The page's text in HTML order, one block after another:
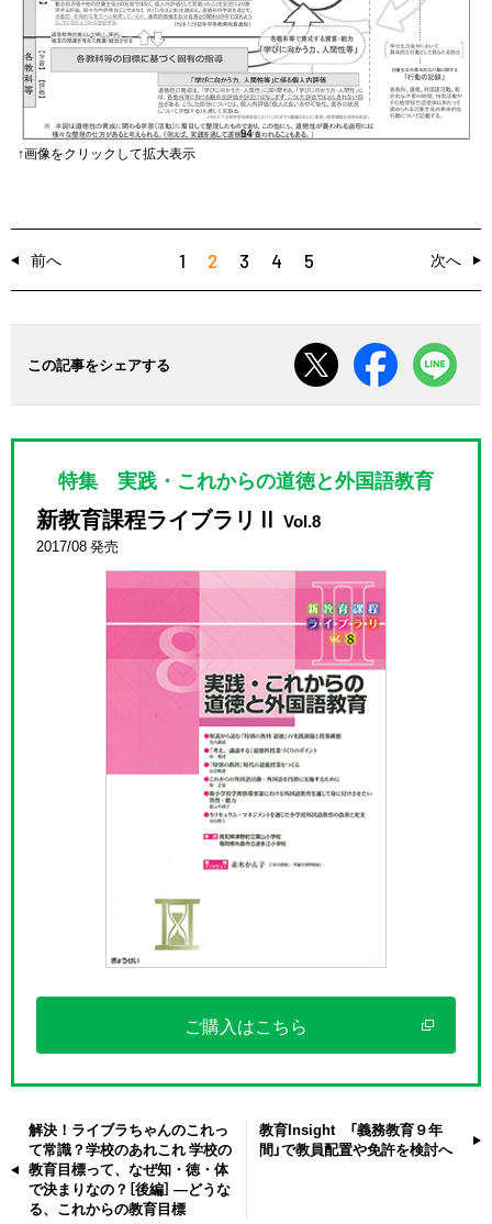
↑画像をクリックして拡大表示
1 2 3 4 5
前へ 次へ
この記事をシェアする
特集 実践・これからの道徳と外国語教育
新教育課程ライブラリⅡ Vol.8
2017/08 発売
ご購入はこちら
解決！ライブラちゃんのこれっ
て常識？学校のあれこれ 学校の
教育目標って、なぜ知・徳・体
で決まりなの？［後編］ ―どうな
る、これからの教育目標
教育Insight 「義務教育９年
間」で教員配置や免許を検討へ